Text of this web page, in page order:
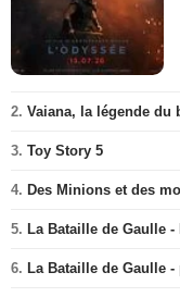
2. Vaiana, la légende du
3. Toy Story 5
4. Des Minions et des
5. La Bataille de Gaulle -
6. La Bataille de Gaulle